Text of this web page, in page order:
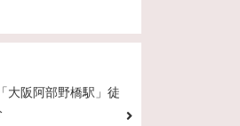
大阪阿部野橋駅」徒